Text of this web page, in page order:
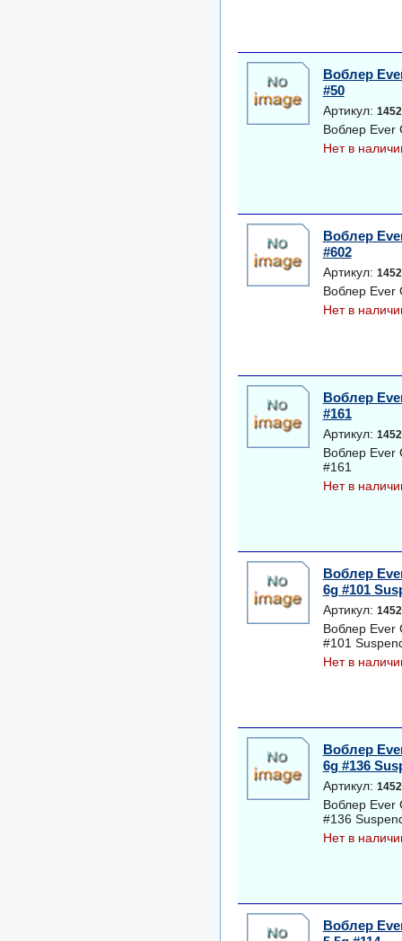
Воблер
#50
Артикул:
Воблер Ever
Нет в
Воблер
#602
Артикул:
Воблер Ever
Нет в
Воблер
#161
Артикул:
Воблер Ever
#161
Нет в
Воблер
6g #101
Артикул:
Воблер Ever
#101
Нет в
Воблер
6g #136
Артикул:
Воблер Ever
#136
Нет в
Воблер